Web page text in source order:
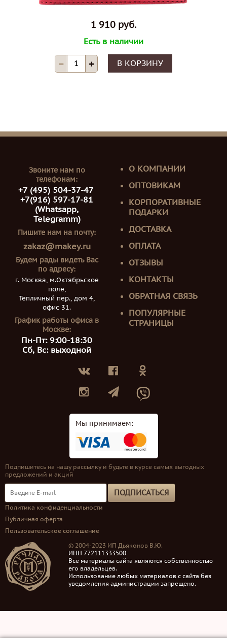
1 910 руб.
Есть в наличии
В КОРЗИНУ
Звоните нам по
телефонам:
+7 (495) 504-37-47
+7(916) 597-17-81
(Whatsapp,
Telegramm)
Пишите нам на почту:
zakaz@makey.ru
Будем рады видеть Вас
по адресу:
г. Москва, м.Октябрьское
поле,
Тепличный пер., дом 4,
офис 31.
График работы офиса в
Москве:
Пн-Пт: 9:00-18:30
Сб, Вс: выходной
О КОМПАНИИ
ОПТОВИКАМ
КОРПОРАТИВНЫЕ
ПОДАРКИ
ДОСТАВКА
ОПЛАТА
ОТЗЫВЫ
КОНТАКТЫ
ОБРАТНАЯ СВЯЗЬ
ПОПУЛЯРНЫЕ
СТРАНИЦЫ
Мы принимаем:
Подпишитесь на нашу рассылку и будьте в курсе самых выгодных
предложений и акций
ПОДПИСАТЬСЯ
Политика конфиденциальности
Публичная оферта
Пользовательское соглашение
© 2004-2023 ИП Дьяконов В.Ю.
ИНН 772111333500
Все материалы сайта являются собственностью
его владельцев.
Использование любых материалов с сайта без
уведомления администрации запрещено.